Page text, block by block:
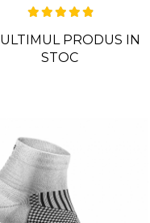
ULTIMUL PRODUS IN
STOC